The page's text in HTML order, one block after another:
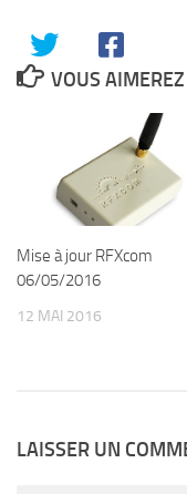
VOUS
Mise à jour RFXcom
06/05/2016
12 MAI 2016
LAISSER UN